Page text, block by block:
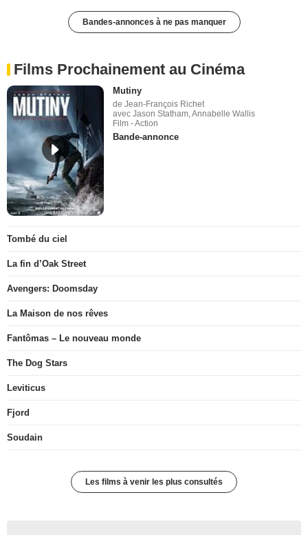
Bandes-annonces à ne pas manquer
Films Prochainement au Cinéma
Mutiny
de Jean-François Richet
avec Jason Statham, Annabelle Wallis
Film - Action
Bande-annonce
Tombé du ciel
La fin d’Oak Street
Avengers: Doomsday
La Maison de nos rêves
Fantômas – Le nouveau monde
The Dog Stars
Leviticus
Fjord
Soudain
Les films à venir les plus consultés